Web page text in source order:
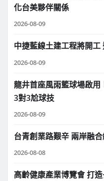
化台美夥伴關係
2026-08-09
中捷藍線土建工程將開
2026-08-09
龍井首座風雨籃球場啟
3對3尬球技
2026-08-09
台青創業路艱辛 兩岸融
2026-08-08
高齡健康產業博覽會 打